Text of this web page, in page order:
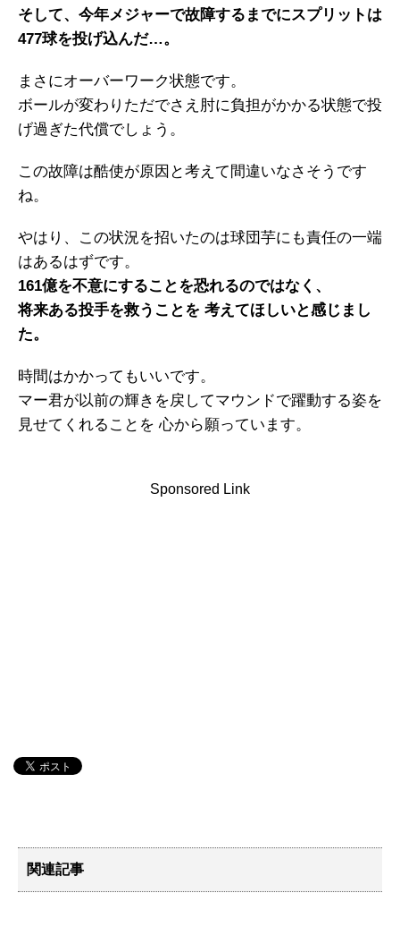
そして、今年メジャーで故障するまでにスプリットは
477球を投げ込んだ…。
まさにオーバーワーク状態です。
ボールが変わりただでさえ肘に負担がかかる状態で投
げ過ぎた代償でしょう。
この故障は酷使が原因と考えて間違いなさそうです
ね。
やはり、この状況を招いたのは球団芋にも責任の一端
はあるはずです。
161億を不意にすることを恐れるのではなく、
将来ある投手を救うことを 考えてほしいと感じまし
た。
時間はかかってもいいです。
マー君が以前の輝きを戻してマウンドで躍動する姿を
見せてくれることを 心から願っています。
Sponsored Link
関連記事